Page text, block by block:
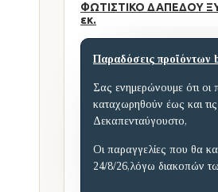
ΦΩΤΙΣΤΙΚΟ ΔΑΠΕΔΟΥ
εκ.
Παραδόσεις προϊόντων
Σας ενημερώνουμε ότι οι
καταχωρηθούν έως και
Δεκαπενταύγουστο,
Οι παραγγελίες που θα
24/8/26,λόγω διακοπών